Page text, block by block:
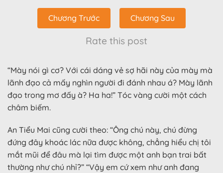
Chương Trước Chương Sau
Rate this post
“Mày nói gì cơ? Với cái dáng vẻ sợ hãi này của mày mà
lãnh đạo cả mấy nghìn người đi đánh nhau á? Mày lãnh
đạo trong mơ đấy à? Ha ha!” Tóc vàng cười một cách
châm biếm.
An Tiểu Mai cũng cười theo: “Ông chú này, chú đừng
đứng đây khoác lác nữa được không, chẳng hiểu chị tôi
mắt mũi để đâu mà lại tìm được một anh bạn trai bất
thường như chú nhỉ?” “Vậy em cứ xem như anh đang